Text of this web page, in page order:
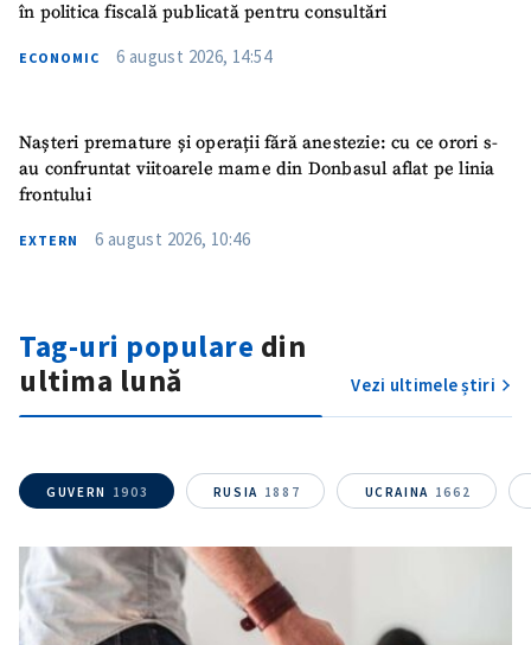
în politica fiscală publicată pentru consultări
ECONOMIC 6 august 2026, 14:54
Nașteri premature și operații fără anestezie: cu ce orori s-
au confruntat viitoarele mame din Donbasul aflat pe linia
frontului
EXTERN 6 august 2026, 10:46
Tag-uri populare din
ultima lună
Vezi ultimele știri
GUVERN 1903 RUSIA 1887 UCRAINA 1662
Titlu știre
+ Adaugă titlu
Link media
+ Link media
Mesajul știrei
+ Mesajul știrei